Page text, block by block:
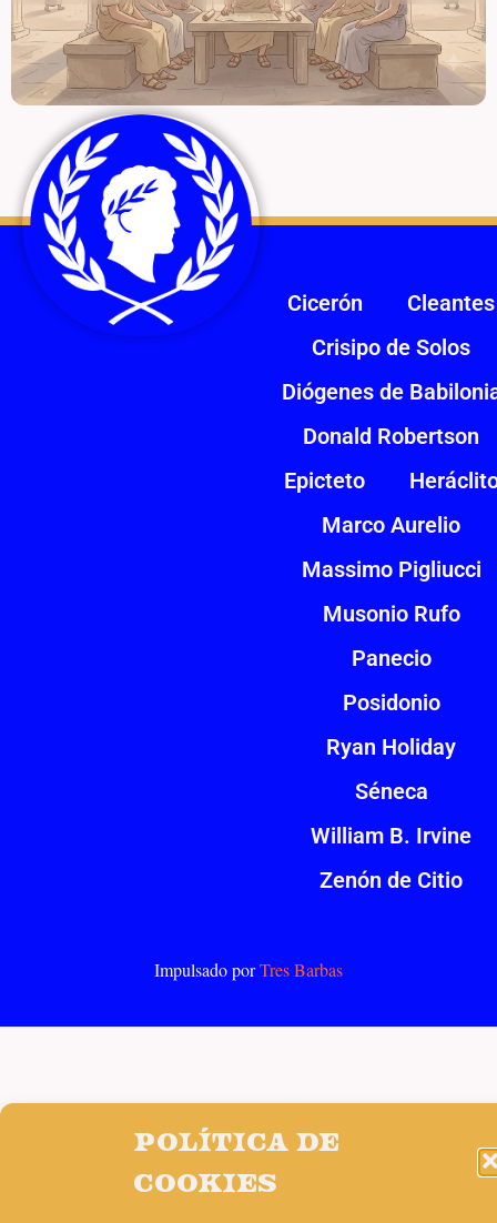
Política de
cookies
Cicerón
Cleantes
Crisipo de Solos
Diógenes de
Donald Robertson
Epicteto
Marco Aurelio
Massimo Pigliucci
Musonio Rufo
Panecio
Posidonio
Ryan Holiday
Séneca
William B. Irvine
Zenón de Citio
Impulsado porTres Barbas